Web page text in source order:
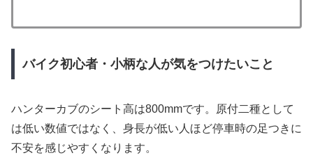
バイク初心者・小柄な人が気をつけたいこと
ハンターカブのシート高は800mmです。原付二種として
は低い数値ではなく、身長が低い人ほど停車時の足つきに
不安を感じやすくなります。